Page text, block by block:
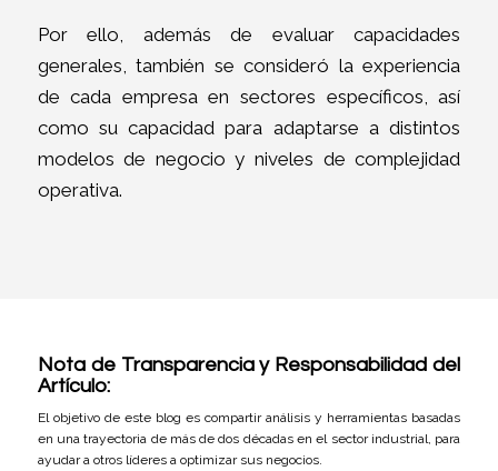
Por ello, además de evaluar capacidades
generales, también se consideró la experiencia
de cada empresa en sectores específicos, así
como su capacidad para adaptarse a distintos
modelos de negocio y niveles de complejidad
operativa.
Nota de Transparencia y Responsabilidad del
Artículo:
El objetivo de este blog es compartir análisis y herramientas basadas
en una trayectoria de más de dos décadas en el sector industrial, para
ayudar a otros líderes a optimizar sus negocios.